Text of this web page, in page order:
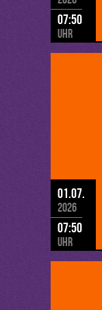
07:50
Uhr
01.07.
2026
07:50
Uhr